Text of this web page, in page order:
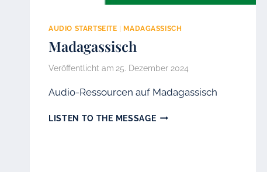
AUDIO STARTSEITE MADAGASSISCH
Madagassisch
Veröffentlicht am 25. Dezember 2024
Audio-Ressourcen auf Madagassisch
LISTEN TO THE MESSAGEMADAGASSISCH